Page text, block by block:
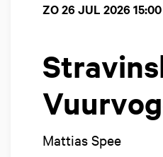
Mattias Spee
ZO 26 JUL 2026